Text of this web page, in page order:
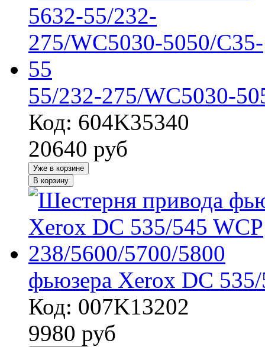
55/232-275/WC5030-
Код: 604K35340
20640 руб
Уже в корзине
В корзину
фьюзера Xerox DC
Код: 007K13202
9980 руб